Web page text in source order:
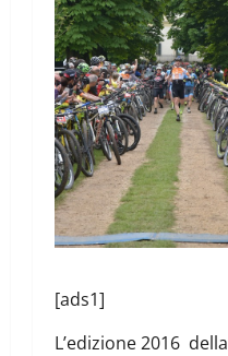
[ads1]
L’edizione 2016 della